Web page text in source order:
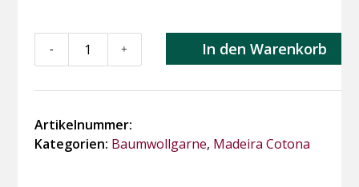
Cotona
80
Menge
- + In den Warenkorb
Artikelnummer:
Kategorien: Baumwollgarne, Madeira Cotona